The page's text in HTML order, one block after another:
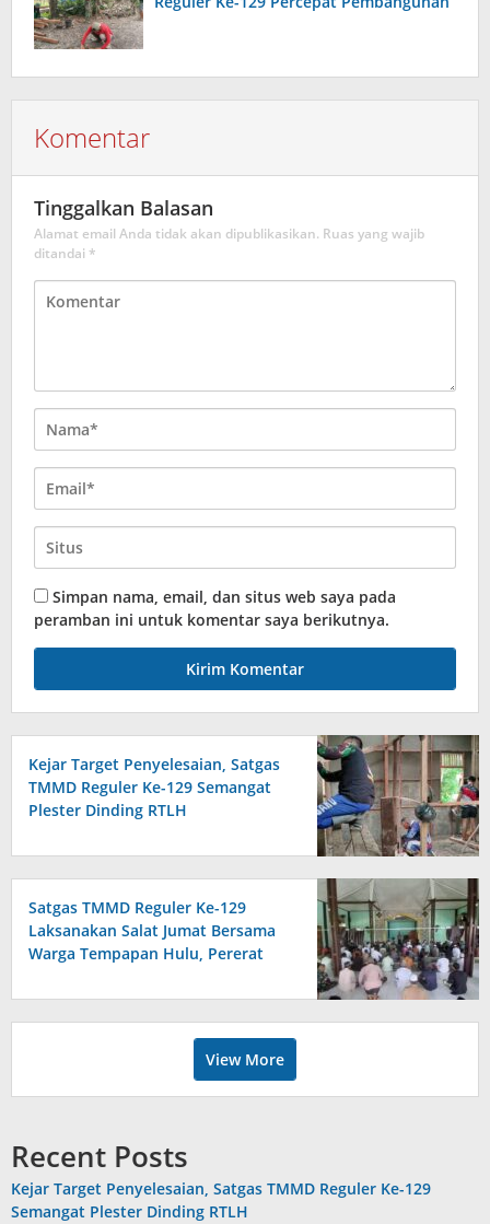
Komentar
Tinggalkan Balasan
Alamat email Anda tidak akan dipublikasikan. Ruas yang wajib
ditandai *
Simpan nama, email, dan situs web saya pada
peramban ini untuk komentar saya berikutnya.
Kejar Target Penyelesaian, Satgas
TMMD Reguler Ke-129 Semangat
Plester Dinding RTLH
Satgas TMMD Reguler Ke-129
Laksanakan Salat Jumat Bersama
Warga Tempapan Hulu, Pererat
View More
Recent Posts
Kejar Target Penyelesaian, Satgas TMMD Reguler Ke-129
Semangat Plester Dinding RTLH